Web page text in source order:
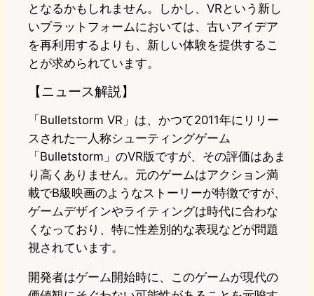
となるかもしれません。しかし、VRという新し
いプラットフォームにおいては、古いアイデア
を再利用するよりも、新しい体験を提供するこ
とが求められています。
【ニュース解説】
「Bulletstorm VR」は、かつて2011年にリリー
スされた一人称シューティングゲーム
「Bulletstorm」のVR版ですが、その評価はあま
り高くありません。元のゲームはアクション満
載でB級映画のようなストーリーが特徴ですが、
ゲームデザインやライティングは時代に合わな
くなっており、特に性差別的な表現などが問題
視されています。
開発者はゲーム開始時に、このゲームが現代の